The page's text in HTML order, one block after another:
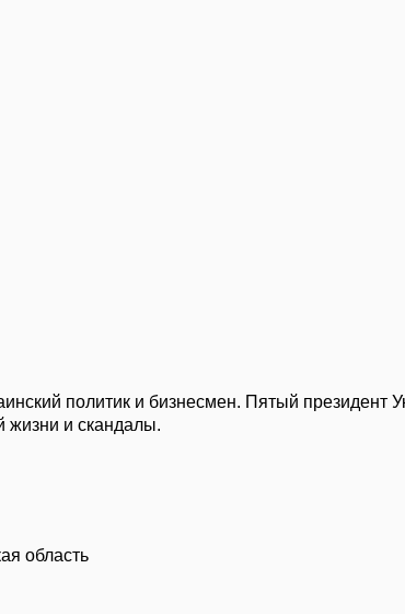
политик и бизнесмен. Пятый президент
жизни и скандалы.
область